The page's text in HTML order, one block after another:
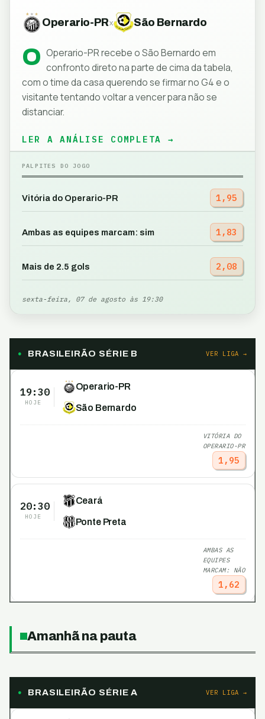
Operario-PRx São Bernardo
O Operario-PR recebe o São Bernardo em
confronto direto na parte de cima da tabela,
com o time da casa querendo se firmar no G4 e o
visitante tentando voltar a vencer para não se
distanciar.
LER A ANÁLISE COMPLETA →
PALPITES DO JOGO
Vitória do Operario-PR 1,95
Ambas as equipes marcam: sim 1,83
Mais de 2.5 gols 2,08
sexta-feira, 07 de agosto às 19:30
BRASILEIRÃO SÉRIE B VER LIGA →
19:30
HOJE
Operario-PR
São Bernardo
VITÓRIA DO
OPERARIO-PR
1,95
20:30
HOJE
Ceará
Ponte Preta
AMBAS AS
EQUIPES
MARCAM: NÃO
1,62
Amanhã na pauta
BRASILEIRÃO SÉRIE A VER LIGA →